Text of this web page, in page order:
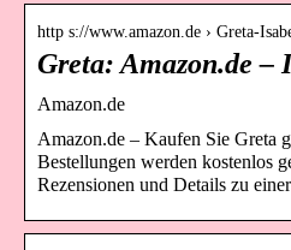
http s://www.amazon.de › Greta-
Greta: Amazon.de –
Amazon.de
Amazon.de – Kaufen Sie Greta
Bestellungen werden kostenlos
Rezensionen und Details zu